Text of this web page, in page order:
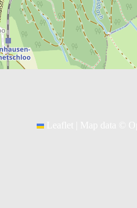
Leaflet
© 2026
Kontakt Webmaster